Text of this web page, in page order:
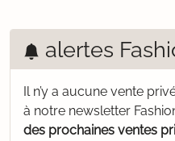
alertes
Il n’y a aucune vente
à notre newsletter
des prochaines ventes